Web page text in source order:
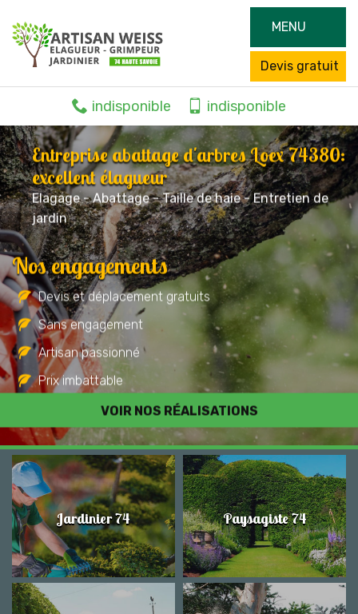
MENU
Devis gratuit
indisponible indisponible
Entreprise abattage d'arbres Loex 74380:
excellent élagueur
Elagage - Abattage - Taille de haie - Entretien de
jardin
VOIR NOS RÉALISATIONS
Nos engagements
Devis et déplacement gratuits
Sans engagement
Artisan passionné
Prix imbattable
Travail de qualité
Jardinier 74 Paysagiste 74